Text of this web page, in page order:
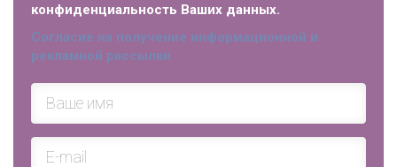
конфиденциальность Ваших данных.
Согласие на получение информационной и
рекламной рассылки